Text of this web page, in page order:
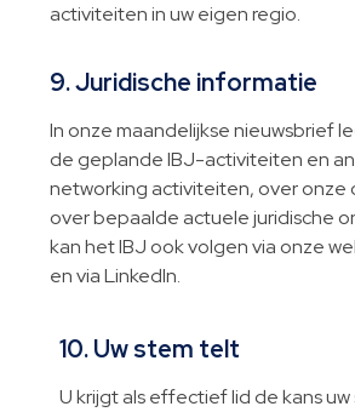
activiteiten in uw eigen regio.
9. Juridische informatie
In onze maandelijkse nieuwsbrief
de geplande IBJ-activiteiten en
networking activiteiten, over onze
over bepaalde actuele juridische
kan het IBJ ook volgen via onze
en via LinkedIn.
10. Uw stem telt
U krijgt als effectief lid de kans